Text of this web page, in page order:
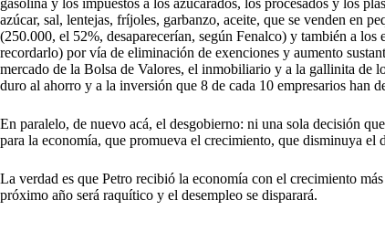
gasolina y los impuestos a los azucarados, los procesados y los
azúcar, sal, lentejas, fríjoles, garbanzo, aceite, que se venden en
(250.000, el 52%, desaparecerían, según Fenalco) y también a
recordarlo) por vía de eliminación de exenciones y aumento
mercado de la Bolsa de Valores, el inmobiliario y a la gallinita de
duro al ahorro y a la inversión que 8 de cada 10 empresarios han
En paralelo, de nuevo acá, el desgobierno: ni una sola decisión
para la economía, que promueva el crecimiento, que disminuya el
La verdad es que Petro recibió la economía con el crecimiento
próximo año será raquítico y el desempleo se disparará.